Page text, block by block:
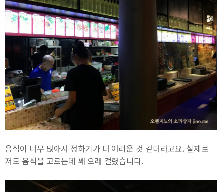
음식이 너무 많아서 정하기가 더 어려운 것 같더라고요. 실제로
저도 음식을 고르는데 꽤 오래 걸렸습니다.